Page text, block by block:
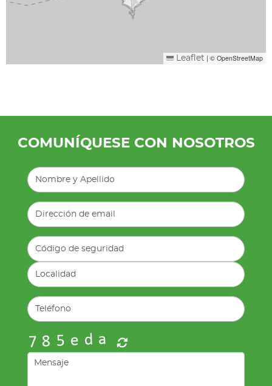
Leaflet | © OpenStreetMap
COMUNÍQUESE CON NOSOTROS